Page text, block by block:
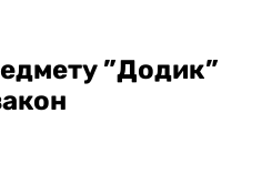
”Додик”